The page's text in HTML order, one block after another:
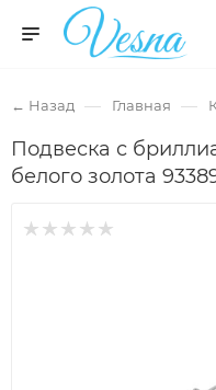
← Назад — Главная —
Подвеска с
белого золота